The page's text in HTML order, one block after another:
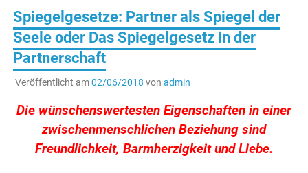
Spiegelgesetze: Partner als Spiegel der
Seele oder Das Spiegelgesetz in der
Partnerschaft
Veröffentlicht am02/06/2018 von admin
Die wünschenswertesten Eigenschaften in einer
zwischenmenschlichen Beziehung sind
Freundlichkeit, Barmherzigkeit und Liebe.